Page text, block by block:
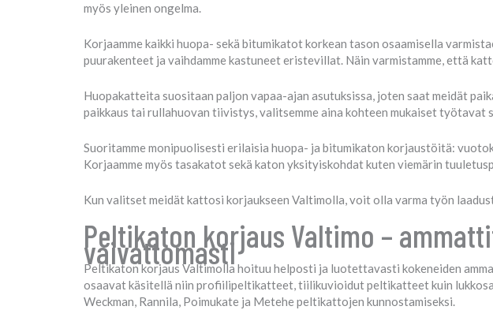
myös yleinen ongelma.
Korjaamme kaikki huopa- sekä bitumikatot korkean tason osaamisella
puurakenteet ja vaihdamme kastuneet eristevillat. Näin varmistamme, että
Huopakatteita suositaan paljon vapaa-ajan asutuksissa, joten saat meidät
paikkaus tai rullahuovan tiivistys, valitsemme aina kohteen mukaiset
Suoritamme monipuolisesti erilaisia huopa- ja bitumikaton korjaustöitä:
Korjaamme myös tasakatot sekä katon yksityiskohdat kuten viemärin
Kun valitset meidät kattosi korjaukseen Valtimolla, voit olla varma työn
Peltikaton korjaus Valtimo –
vaivattomasti
Peltikaton korjaus Valtimolla hoituu helposti ja luotettavasti kokeneiden
osaavat käsitellä niin profiilipeltikatteet, tiilikuvioidut peltikatteet kuin
Weckman, Rannila, Poimukate ja Metehe peltikattojen kunnostamiseksi.